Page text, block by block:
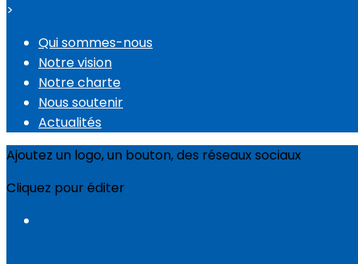
>
Qui sommes-nous
Notre vision
Notre charte
Nous soutenir
Actualités
Ajoutez un logo, un bouton, des réseaux sociaux
Cliquez pour éditer